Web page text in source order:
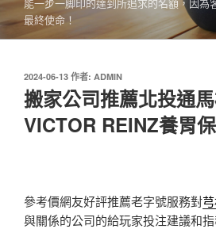
最終使命！
發
佈
於
2024-06-13 作者: ADMIN
搬家公司推薦北投通
VICTOR REINZ養胃
參考價網友好評推薦老字號服務對
與關係的公司的給玩家投注建議和